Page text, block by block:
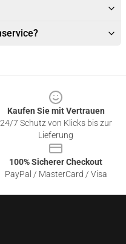
Kaufen Sie mit Vertrauen
24/7 Schutz von Klicks bis zur
Lieferung
100% Sicherer Checkout
PayPal / MasterCard / Visa